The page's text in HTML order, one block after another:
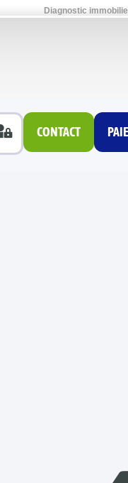
Diagnostic